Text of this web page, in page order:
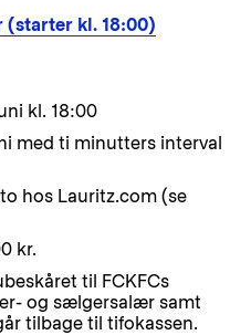
(starter kl. 18:00)
kl. 18:00
med ti minutters interval
hos Lauritz.com (se
kr.
til FCKFCs
og sælgersalær samt
tilbage til tifokassen.